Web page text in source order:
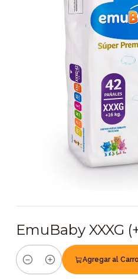
EmuBaby XXXG
Cantidad
Agregar al Carro